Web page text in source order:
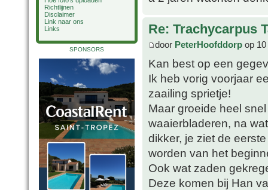
Richtlijnen
Disclaimer
Link naar ons
Links
SPONSORS
Re: Trachycarpus
door PeterHoofddorp op
Kan best op een
Ik heb vorig voorjaar
zaailing sprietje!
Maar groeide heel
waaierbladeren, na
dikker, je ziet de
worden van het
Ook wat zaden
Deze komen bij Han